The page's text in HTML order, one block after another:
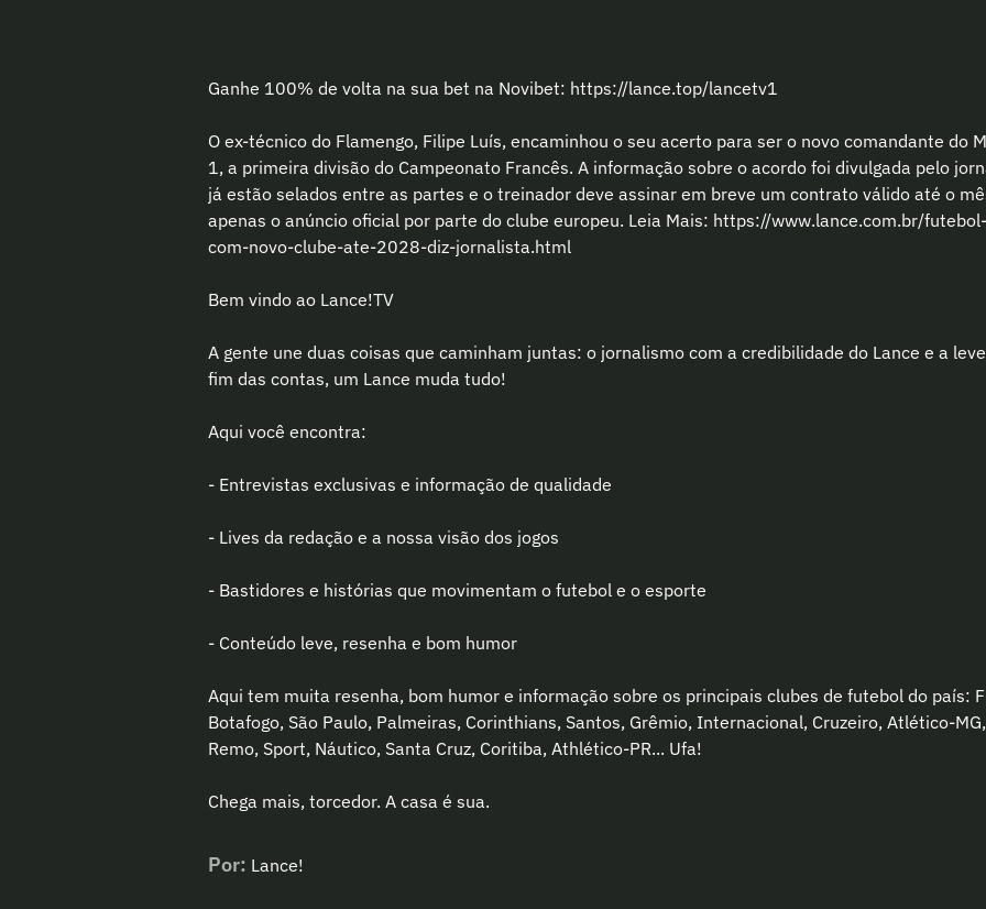
Ganhe 100% de volta na sua bet na Novibet: https://lance.top/lancetv1
O ex-técnico do Flamengo, Filipe Luís, encaminhou o seu acerto para ser o novo comandante do
1, a primeira divisão do Campeonato Francês. A informação sobre o acordo foi divulgada pelo
já estão selados entre as partes e o treinador deve assinar em breve um contrato válido até o
apenas o anúncio oficial por parte do clube europeu. Leia Mais: https://www.lance.com.br/
com-novo-clube-ate-2028-diz-jornalista.html
Bem vindo ao Lance!TV
A gente une duas coisas que caminham juntas: o jornalismo com a credibilidade do Lance e a
fim das contas, um Lance muda tudo!
Aqui você encontra:
- Entrevistas exclusivas e informação de qualidade
- Lives da redação e a nossa visão dos jogos
- Bastidores e histórias que movimentam o futebol e o esporte
- Conteúdo leve, resenha e bom humor
Aqui tem muita resenha, bom humor e informação sobre os principais clubes de futebol do país:
Botafogo, São Paulo, Palmeiras, Corinthians, Santos, Grêmio, Internacional, Cruzeiro, Atlético-
Remo, Sport, Náutico, Santa Cruz, Coritiba, Athlético-PR... Ufa!
Chega mais, torcedor. A casa é sua.
Por: Lance!